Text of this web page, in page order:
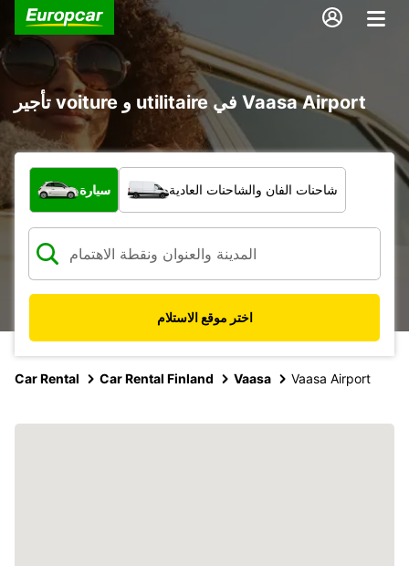
تأجير voiture و utilitaire في Vaasa Airport
ما نوع المركبة؟
سيارة شاحنات الفان والشاحنات العادية
اختر موقع الاستلام
Car Rental Car Rental Finland Vaasa Vaasa Airport